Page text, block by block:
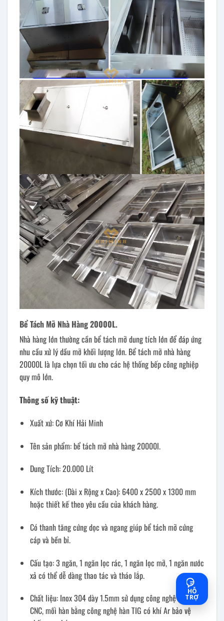
Bể Tách Mỡ Nhà Hàng 20000L.
Nhà hàng lớn thường cần bể tách mỡ dung tích lớn để đáp ứng
nhu cầu xử lý dầu mỡ khối lượng lớn. Bể tách mỡ nhà hàng
20000L là lựa chọn tối ưu cho các hệ thống bếp công nghiệp
quy mô lớn.
Thông số kỹ thuật:
Xuất xứ: Cơ Khí Hải Minh
Tên sản phẩm: bể tách mỡ nhà hàng 20000l.
Dung Tích: 20.000 Lít
Kích thước: (Dài x Rộng x Cao): 6400 x 2500 x 1300 mm
hoặc thiết kế theo yêu cầu của khách hàng.
Có thanh tăng cứng dọc và ngang giúp bể tách mỡ cứng
cáp và bền bỉ.
Cấu tạo: 3 ngăn, 1 ngăn lọc rác, 1 ngăn lọc mỡ, 1 ngăn nước
xả có thể dễ dàng thao tác và tháo lắp.
Chất liệu: Inox 304 dày 1.5mm sử dụng công nghệ chấn dập
CNC, mối hàn bằng công nghệ hàn TIG có khí Ar bảo vệ
HỖ
TRỢ